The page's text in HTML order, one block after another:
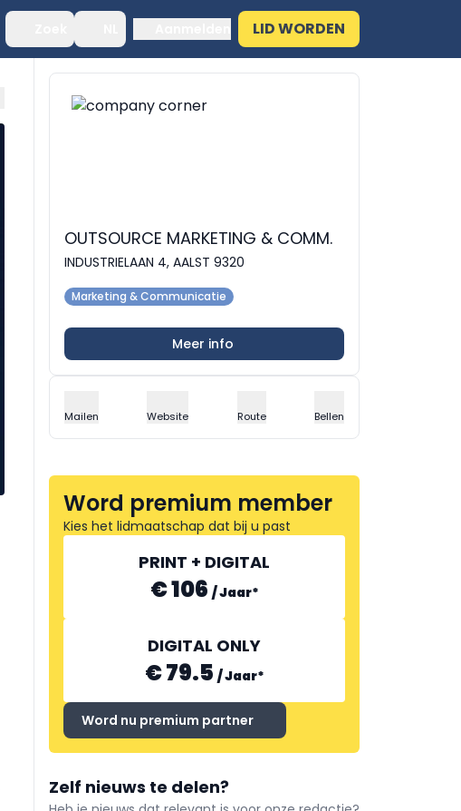
LID WORDEN
OUTSOURCE MARKETING & COMM.
INDUSTRIELAAN 4, AALST 9320
Marketing & Communicatie
Meer info
Mailen Website Route Bellen
Word premium member
Kies het lidmaatschap dat bij u past
PRINT + DIGITAL
€ 106 /Jaar*
DIGITAL ONLY
€ 79.5 /Jaar*
Word nu premium partner
Zelf nieuws te delen?